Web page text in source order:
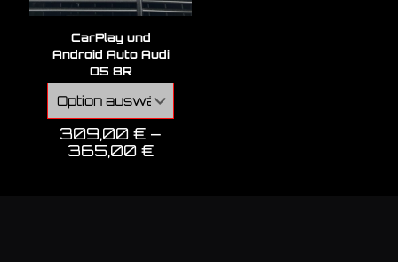
CarPlay und
Android Auto Audi
Q5 8R
309,00€ –
365,00€